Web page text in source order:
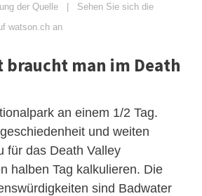
der Quelle | Sehen Sie sich die
watson.ch an
braucht man im Death
an einem 1/2 Tag.
und weiten
für das Death Valley
halben Tag kalkulieren. Die
sind Badwater